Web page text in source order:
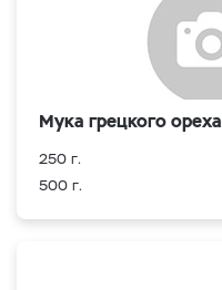
Мука грецкого ореха
250 г.
500 г.